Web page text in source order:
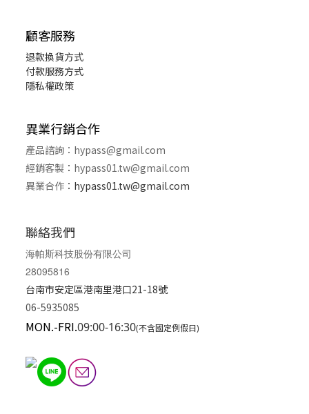
顧客服務
退款換貨方式
付款服務方式
隱私權政策
異業行銷合作
產品諮詢： hypass@gmail.com
經銷客製 ： hypass01.tw@gmail.com
異業合作 ： hypass01.tw@gmail.com
聯絡我們
海帕斯科技股份有限公司
28095816
台南市安定區港南里港口21-18號
06-5935085
MON.-FRI.09:00-16:30(不含國定例假日)